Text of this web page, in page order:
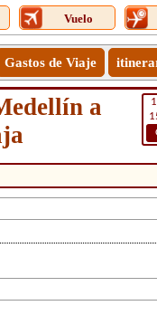
Vuelo
Gastos de Viaje
a